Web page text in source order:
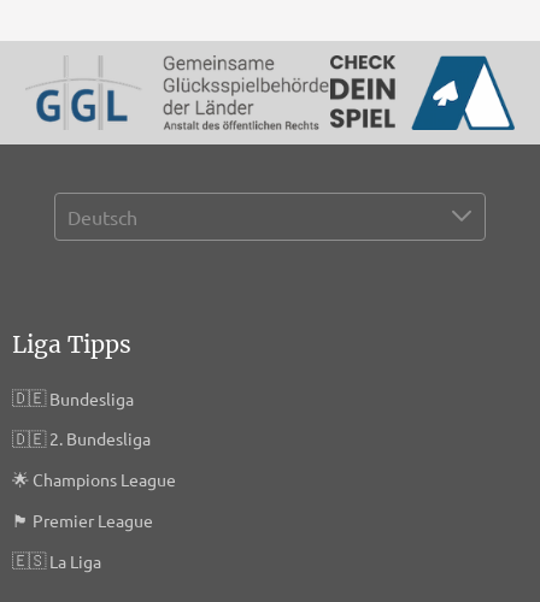
Liga Tipps
🇩🇪Bundesliga
🇩🇪2. Bundesliga
🌟 Champions League
🏴󠁧󠁢󠁥󠁮󠁧󠁿 Premier League
🇪🇸La Liga